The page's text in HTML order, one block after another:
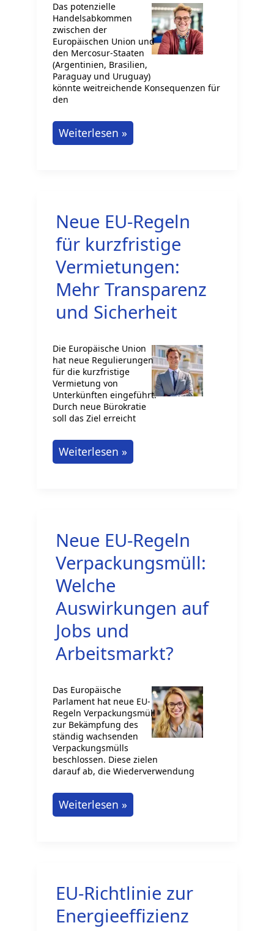
Das potenzielle
Handelsabkommen
zwischen der
Europäischen Union und
den Mercosur-Staaten
(Argentinien, Brasilien,
Paraguay und Uruguay)
könnte weitreichende Konsequenzen für
den
Mögliche
Auswirkungen
auf
Jobs
Arbeitsmarkt
in
Deutschland
Weiterlesen »
Neue EU-Regeln
für kurzfristige
Vermietungen:
Mehr Transparenz
und Sicherheit
Die Europäische Union
hat neue Regulierungen
für die kurzfristige
Vermietung von
Unterkünften eingeführt.
Durch neue Bürokratie
soll das Ziel erreicht
Neue
EU-
Vermietungen:
Mehr
Transparenz
und
Sicherheit
Weiterlesen »
Neue EU-Regeln
Verpackungsmüll:
Welche
Auswirkungen auf
Jobs und
Arbeitsmarkt?
Das Europäische
Parlament hat neue EU-
Regeln Verpackungsmüll
zur Bekämpfung des
ständig wachsenden
Verpackungsmülls
beschlossen. Diese zielen
darauf ab, die Wiederverwendung
Neue
EU-
Auswirkungen
auf
Weiterlesen »
EU-Richtlinie zur
Energieeffizienz